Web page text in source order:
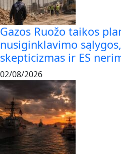
Gazos Ruožo taikos
nusiginklavimo
skepticizmas ir ES
02/08/2026